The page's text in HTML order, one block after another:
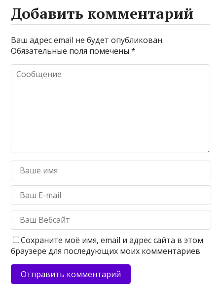
Добавить комментарий
Ваш адрес email не будет опубликован.
Обязательные поля помечены*
Сохраните моё имя, email и адрес сайта в этом
браузере для последующих моих комментариев